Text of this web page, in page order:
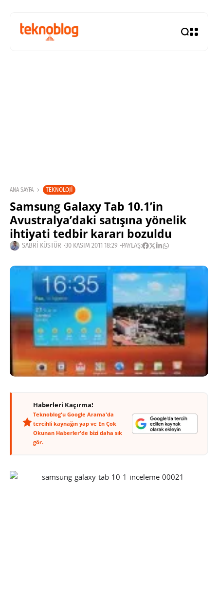
ANA SAYFA TEKNOLOJI
Samsung Galaxy Tab 10.1’in
Avustralya’daki satışına yönelik
ihtiyati tedbir kararı bozuldu
SABRI KÜSTÜR 30 KASIM 2011 18:29 PAYLAŞ:
Haberleri Kaçırma!
Teknoblog'u Google Arama'da
tercihli kaynağın yap ve En Çok
Okunan Haberler'de bizi daha sık
gör.